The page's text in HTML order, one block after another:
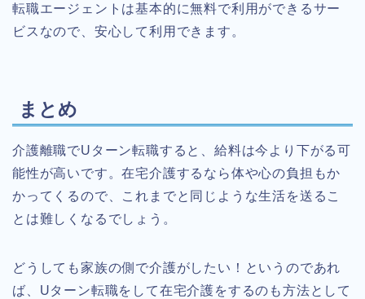
転職エージェントは基本的に無料で利用ができるサー
ビスなので、安心して利用できます。
まとめ
介護離職でUターン転職すると、給料は今より下がる可
能性が高いです。在宅介護するなら体や心の負担もか
かってくるので、これまでと同じような生活を送るこ
とは難しくなるでしょう。
どうしても家族の側で介護がしたい！というのであれ
ば、Uターン転職をして在宅介護をするのも方法として